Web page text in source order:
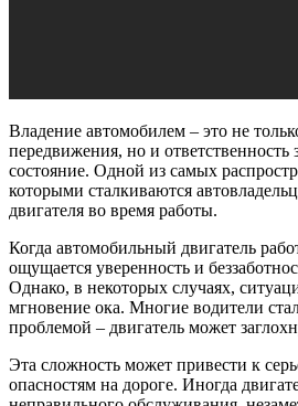
Владение автомобилем – это не
передвижения, но и ответственность
состояние. Одной из самых
которыми сталкиваются
двигателя во время работы.
Когда автомобильный двигатель
ощущается уверенность и
Однако, в некоторых случаях,
мгновение ока. Многие водители
проблемой – двигатель может
Эта сложность может привести к
опасностям на дороге. Иногда